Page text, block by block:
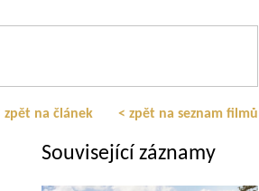
zpět na článek < zpět na seznam filmů
Související záznamy